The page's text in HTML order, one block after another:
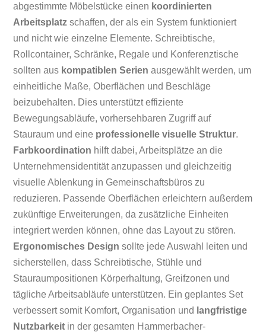
abgestimmte Möbelstücke einen koordinierten
Arbeitsplatz schaffen, der als ein System funktioniert
und nicht wie einzelne Elemente. Schreibtische,
Rollcontainer, Schränke, Regale und Konferenztische
sollten aus kompatiblen Serien ausgewählt werden, um
einheitliche Maße, Oberflächen und Beschläge
beizubehalten. Dies unterstützt effiziente
Bewegungsabläufe, vorhersehbaren Zugriff auf
Stauraum und eine professionelle visuelle Struktur.
Farbkoordination hilft dabei, Arbeitsplätze an die
Unternehmensidentität anzupassen und gleichzeitig
visuelle Ablenkung in Gemeinschaftsbüros zu
reduzieren. Passende Oberflächen erleichtern außerdem
zukünftige Erweiterungen, da zusätzliche Einheiten
integriert werden können, ohne das Layout zu stören.
Ergonomisches Design sollte jede Auswahl leiten und
sicherstellen, dass Schreibtische, Stühle und
Stauraumpositionen Körperhaltung, Greifzonen und
tägliche Arbeitsabläufe unterstützen. Ein geplantes Set
verbessert somit Komfort, Organisation und langfristige
Nutzbarkeit in der gesamten Hammerbacher-